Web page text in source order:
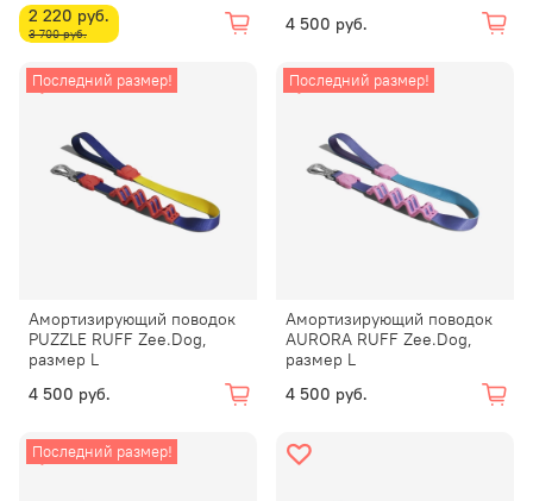
2 220 руб.
3 700 руб.
4 500 руб.
Последний размер!
Амортизирующий поводок
PUZZLE RUFF Zee.Dog,
размер L
4 500 руб.
Последний размер!
Амортизирующий поводок
AURORA RUFF Zee.Dog,
размер L
4 500 руб.
Последний размер!